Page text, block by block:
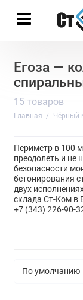
Егоза —
15 товаров
Главная Чёрный
Периметр в 100
преодолеть и не
безопасности
бетонирования
двух
склада Ст-Ком в
+7 (343) 226-90-